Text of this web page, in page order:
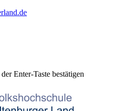
Enter-Taste bestätigen